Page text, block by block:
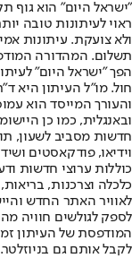
"ישראל היום" הוא גוף
ראוי לעיתונות טובה
ולא צועקת. עיתונות
הפך "ישראל היום"
חול. מו"ל העיתון היא
והעורך המייסד הוא
חדשות מסביב לשעון,
וידיאו, פודקאסטים
כוללות ערוצי חדשות
לאוויר האתר החדש
לספק לגולשים חוויה
המודפסת של העיתון
לקבל אותם גם